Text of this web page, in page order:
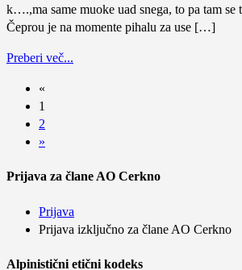
k….,ma same muoke uad snega, to pa tam se
Čeprou je na momente pihalu za use […]
Preberi več...
«
1
2
»
Prijava za člane AO Cerkno
Prijava
Prijava izključno za člane AO Cerkno
Alpinistični etični kodeks